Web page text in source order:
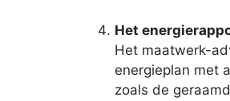
Het
Het maatwerk-
energieplan met
zoals de